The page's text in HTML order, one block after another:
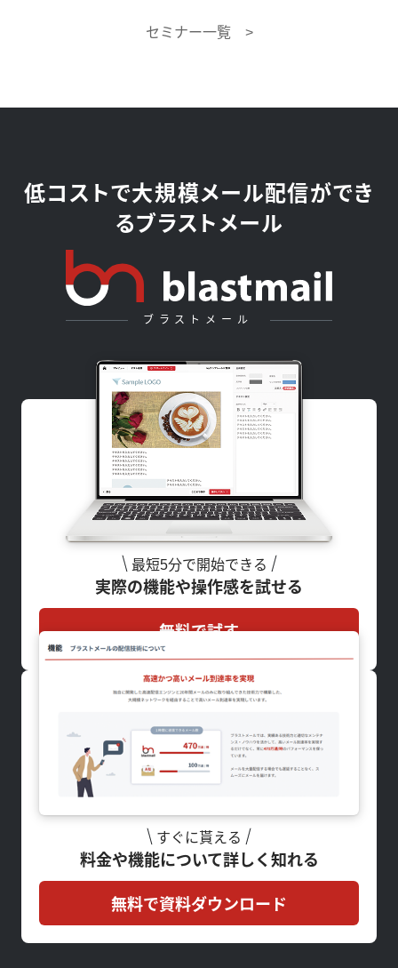
セミナー一覧 >
低コストで大規模メール配信ができ
るブラストメール
ブラストメール
最短5分で開始できる
実際の機能や操作感を試せる
無料で試す
すぐに貰える
料金や機能について詳しく知れる
無料で資料ダウンロード